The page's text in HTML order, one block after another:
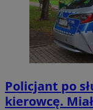
Policjant po
kierowcę.